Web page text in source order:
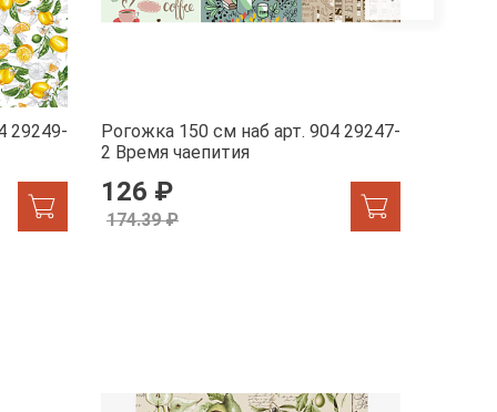
29249-
Рогожка 150 см наб арт. 904 29247-
2 Время чаепития
126 ₽
174.39 ₽